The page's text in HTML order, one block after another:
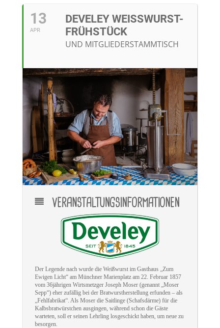
13
APR
DEVELEY WEISSWURST-F
RÜHSTÜCK
UND MITGLIEDERSTAMMTISCH
VERANSTALTUNGSINFORMATIONEN
Der Legende nach wurde die Weißwurst im Gasthaus „Zum
Ewigen Licht“ am Münchner Marienplatz am 22. Februar 1857
vom 36jährigen Wirtsmetzger Joseph Moser (genannt „Moser
Sepp“) eher zufällig bei der Bratwurstherstellung erfunden – als
„Fehlfabrikat“. Als Moser die Saitlinge (Schafsdärme) für die
Kalbsbratwürstchen ausgingen, während schon die Gäste
warteten, soll er seinen Lehrling losgeschickt haben, um neue zu
besorgen.